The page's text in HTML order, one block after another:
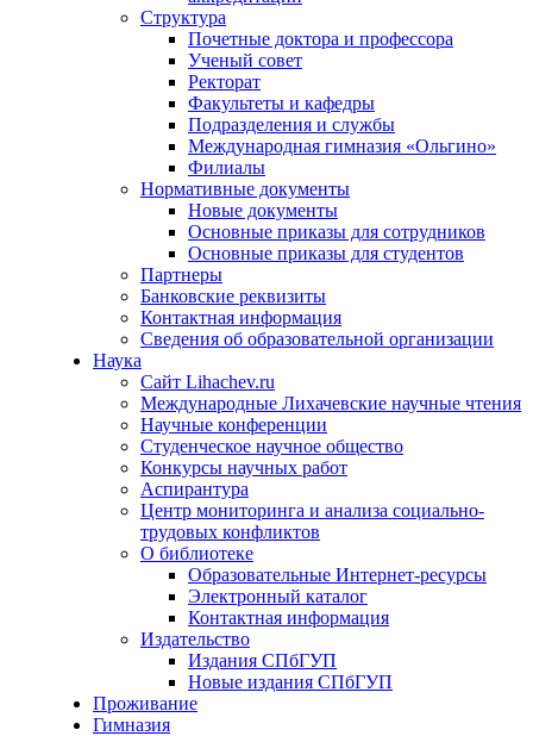
Структура
Почетные доктора и профессора
Ученый совет
Ректорат
Факультеты и кафедры
Подразделения и службы
Международная гимназия «Ольгино»
Филиалы
Нормативные документы
Новые документы
Основные приказы для сотрудников
Основные приказы для студентов
Партнеры
Банковские реквизиты
Контактная информация
Сведения об образовательной организации
Наука
Сайт Lihachev.ru
Международные Лихачевские научные чтения
Научные конференции
Студенческое научное общество
Конкурсы научных работ
Аспирантура
Центр мониторинга и анализа социально-
трудовых конфликтов
О библиотеке
Образовательные Интернет-ресурсы
Электронный каталог
Контактная информация
Издательство
Издания СПбГУП
Новые издания СПбГУП
Проживание
Гимназия